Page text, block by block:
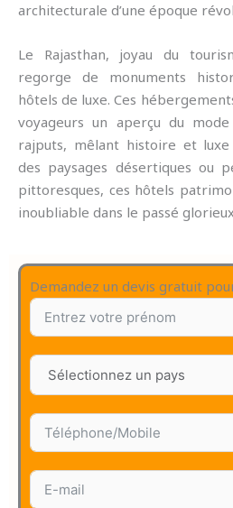
architecturale d’une époque
Le Rajasthan, joyau du
regorge de monuments
hôtels de luxe. Ces
voyageurs un aperçu du
rajputs, mêlant histoire et luxe
des paysages désertiques ou
pittoresques, ces hôtels
inoubliable dans le passé
Demandez un devis gratuit